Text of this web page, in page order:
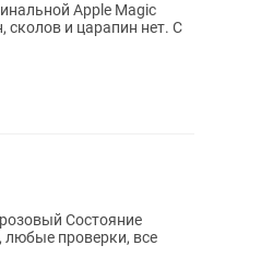
Apple Magic
сколов и царапин нет. С
любые проверки, все